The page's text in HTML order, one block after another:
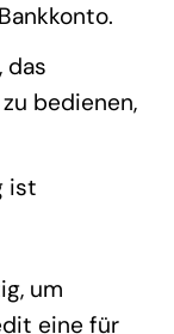
das
bedienen,
ist
um
eine für